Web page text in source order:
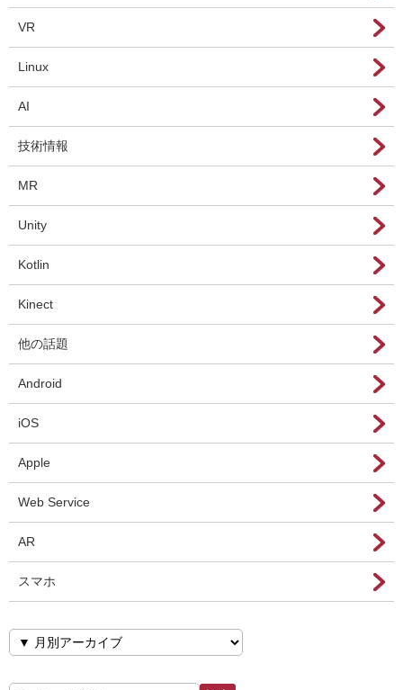
VR
Linux
AI
技術情報
MR
Unity
Kotlin
Kinect
他の話題
Android
iOS
Apple
Web Service
AR
スマホ